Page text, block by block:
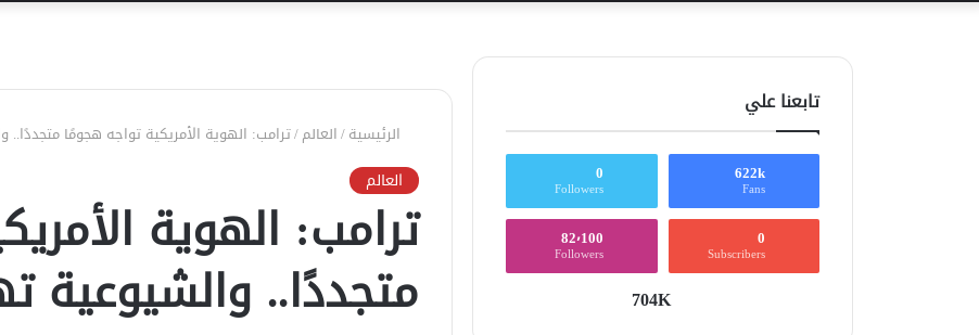
الرئيسية/العالم/ترامب: الهوية الأمريكية تواجه هجومًا متجددًا..
العالم
ترامب: الهوية
متجددًا.. والشيوعية
تابعنا علي
622k
Fans
0
Followers
0
Subscribers
82٬100
Followers
704K